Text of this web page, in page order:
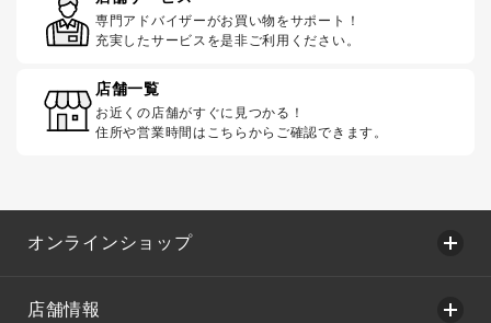
専門アドバイザーがお買い物をサポート！
充実したサービスを是非ご利用ください。
店舗一覧
お近くの店舗がすぐに見つかる！
住所や営業時間はこちらからご確認できます。
オンラインショップ
店舗情報